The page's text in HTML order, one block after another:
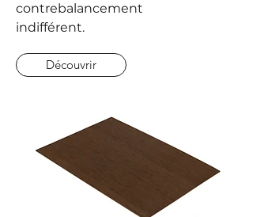
contrebalancement
indifférent.
Découvrir